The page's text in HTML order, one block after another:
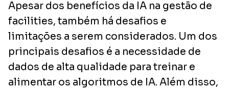
Apesar dos benefícios da IA na gestão de
facilities, também há desafios e
limitações a serem considerados. Um dos
principais desafios é a necessidade de
dados de alta qualidade para treinar e
alimentar os algoritmos de IA. Além disso,